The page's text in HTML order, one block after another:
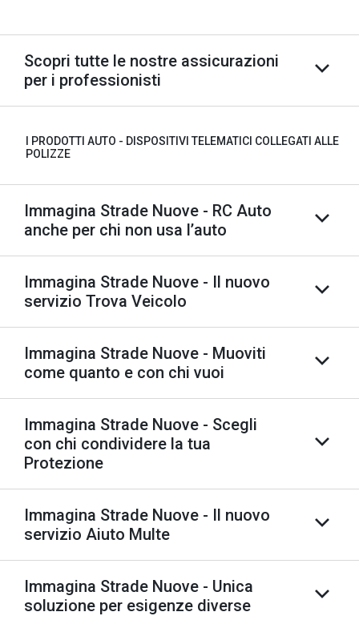
Scopri tutte le nostre assicurazioni
per i professionisti
I PRODOTTI AUTO - DISPOSITIVI TELEMATICI COLLEGATI ALLE
POLIZZE
Immagina Strade Nuove - RC Auto
anche per chi non usa l’auto
Immagina Strade Nuove - Il nuovo
servizio Trova Veicolo
Immagina Strade Nuove - Muoviti
come quanto e con chi vuoi
Immagina Strade Nuove - Scegli
con chi condividere la tua
Protezione
Immagina Strade Nuove - Il nuovo
servizio Aiuto Multe
Immagina Strade Nuove - Unica
soluzione per esigenze diverse